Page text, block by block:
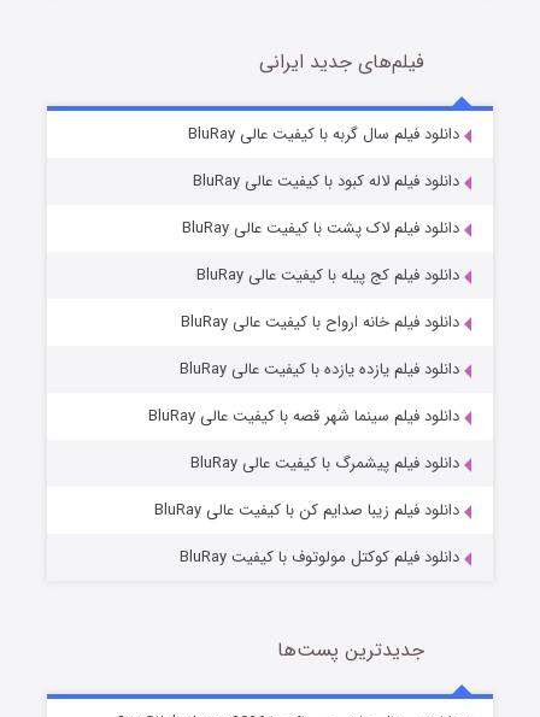
قسمت6 (زیرنویس) منتشر شد
فیلم‌های جدید ایرانی
دانلود فیلم سال گربه با کیفیت عالی BluRay
دانلود فیلم لاله کبود با کیفیت عالی BluRay
دانلود فیلم لاک پشت با کیفیت عالی BluRay
دانلود فیلم کج‌ پیله با کیفیت عالی BluRay
دانلود فیلم خانه ارواح با کیفیت عالی BluRay
دانلود فیلم یازده یازده با کیفیت عالی BluRay
دانلود فیلم سینما شهر قصه با کیفیت عالی BluRay
دانلود فیلم پیشمرگ با کیفیت عالی BluRay
دانلود فیلم زیبا صدایم کن با کیفیت عالی BluRay
دانلود فیلم کوکتل مولوتوف با کیفیت BluRay
جدیدترین پست‌ها